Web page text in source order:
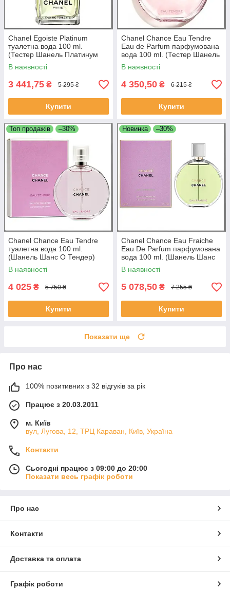
Chanel Egoiste Platinum
туалетна вода 100 ml.
(Тестер Шанель Платинум
Егоїст)
В наявності
3 441,75 ₴ 5 295 ₴
Купити
Chanel Chance Eau Tendre
Eau de Parfum парфумована
вода 100 ml. (Тестер Шанель
Шанс Еау Тендер)
В наявності
4 350,50 ₴ 6 215 ₴
Купити
Топ продажів –30%
Chanel Chance Eau Tendre
туалетна вода 100 ml.
(Шанель Шанс О Тендер)
В наявності
4 025 ₴ 5 750 ₴
Купити
Новинка –30%
Chanel Chance Eau Fraiche
Eau De Parfum парфумована
вода 100 ml. (Шанель Шанс
О Фреш Парфюм)
В наявності
5 078,50 ₴ 7 255 ₴
Купити
Показати ще
Про нас
100% позитивних з 32 відгуків за рік
Працює з 20.03.2011
м. Київ
вул, Лугова, 12, ТРЦ Караван, Київ, Україна
Контакти
Сьогодні працює з 09:00 до 20:00
Показати весь графік роботи
Про нас
Контакти
Доставка та оплата
Графік роботи